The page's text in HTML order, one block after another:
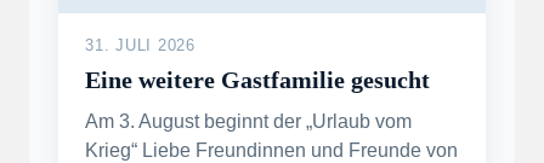
31. JULI 2026
Eine weitere Gastfamilie gesucht
Am 3. August beginnt der „Urlaub vom
Krieg“ Liebe Freundinnen und Freunde von